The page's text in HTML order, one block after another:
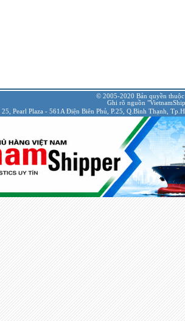
© 2005-2020 Bản quyền
Ghi rõ nguồn
25, Pearl Plaza - 561A Điện Biên Phủ, P.25, Q.Bình Thạnh,